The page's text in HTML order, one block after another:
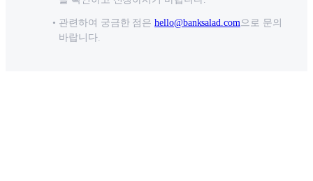
관련하여 궁금한 점은 hello@banksalad.com으로 문의
바랍니다.